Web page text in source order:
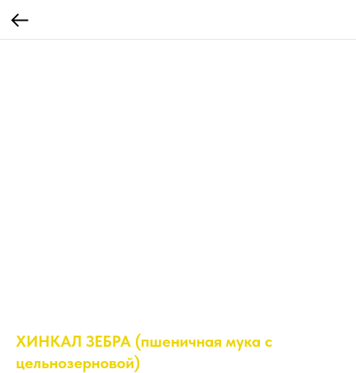
ХИНКАЛ ЗЕБРА (пшеничная мука с
цельнозерновой)